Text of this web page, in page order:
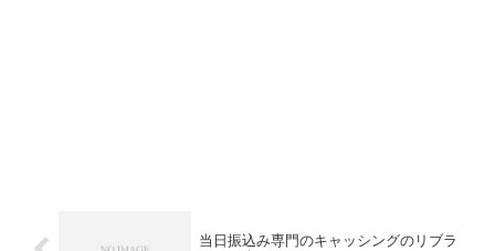
当日振込み専門のキャッシングのリブラ